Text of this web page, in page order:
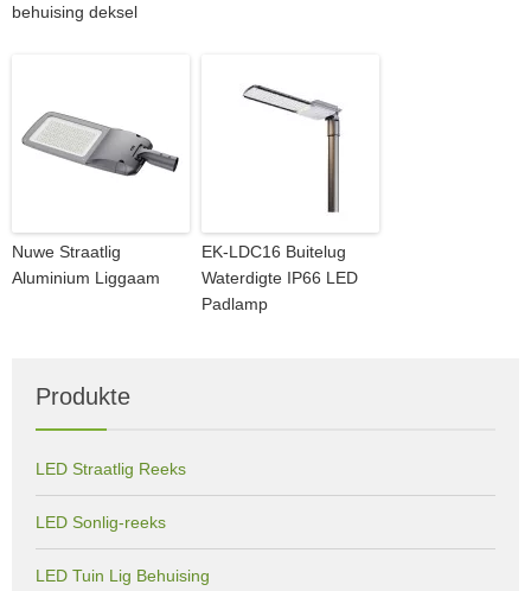
behuising deksel
Nuwe Straatlig
Aluminium Liggaam
EK-LDC16 Buitelug
Waterdigte IP66 LED
Padlamp
Produkte
LED Straatlig Reeks
LED Sonlig-reeks
LED Tuin Lig Behuising